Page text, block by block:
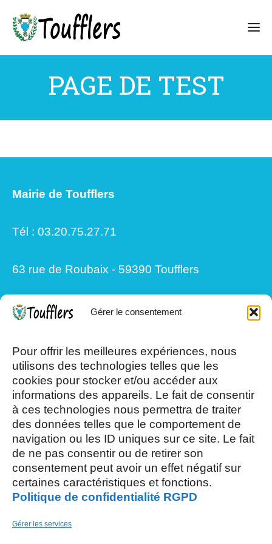
Gérer le consentement
Pour offrir les meilleures expériences, nous
utilisons des technologies telles que les
cookies pour stocker et/ou accéder aux
informations des appareils. Le fait de consentir
à ces technologies nous permettra de traiter
des données telles que le comportement de
navigation ou les ID uniques sur ce site. Le fait
de ne pas consentir ou de retirer son
consentement peut avoir un effet négatif sur
certaines caractéristiques et fonctions.
Politique de confidentialité RGPD
Gérer les services
PAGE DE TEST
Mairie de Toufflers
Tél : 03.20.75.27.71
63 rue de Roubaix - 59390 Toufflers
13h30/17h15
Mercredi et Samedi : 8h- 12h
AOÛT, 2026
03